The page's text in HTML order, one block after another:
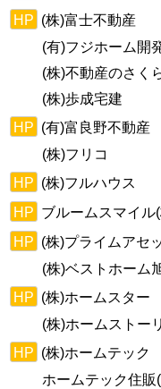
HP (株)富士不動産
(有)フジホーム開
(株)不動産のさく
(株)歩成宅建
HP (有)富良野不動産
(株)フリコ
HP (株)フルハウス
HP ブルームスマイル
HP (株)プライムアセ
(株)ベストホーム
HP (株)ホームスター
(株)ホームストー
HP (株)ホームテック
ホームテック住販